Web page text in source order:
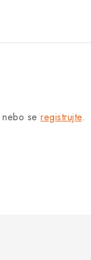
nebo se registrujte.